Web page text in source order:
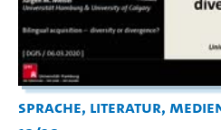
Sprache, Literatur, Medien